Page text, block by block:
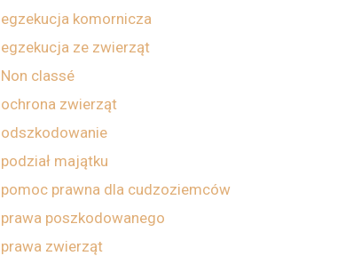
egzekucja komornicza
egzekucja ze zwierząt
Non classé
ochrona zwierząt
odszkodowanie
podział majątku
pomoc prawna dla cudzoziemców
prawa poszkodowanego
prawa zwierząt